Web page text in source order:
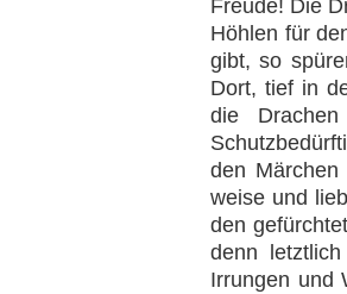
Freude! Die
Höhlen für
gibt, so
Dort, tief in
die
den Märchen
weise und
den
denn
Irrungen und